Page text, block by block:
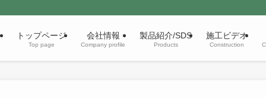
トップページ
Top page
会社情報
Company profile
製品紹介/SDS
Products
施工ビデオ
Construction